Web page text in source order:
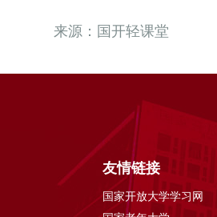
来源：国开轻课堂
友情链接
国家开放大学学习网